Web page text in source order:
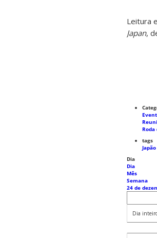
Leitura
Japan,
tags
Dia
Dia
Mês
Semana
24 de
Dia